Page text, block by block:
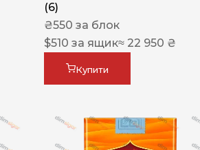
(6)
₴550 за блок
$510 за ящик≈ 22 950 ₴
Купити